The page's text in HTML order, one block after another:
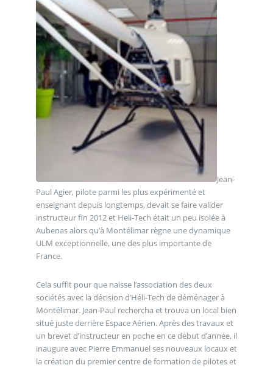
Jean-
Paul Agier, pilote parmi les plus expérimenté et
enseignant depuis longtemps, devait se faire valider
instructeur fin 2012 et Heli-Tech était un peu isolée à
Aubenas alors qu’à Montélimar règne une dynamique
ULM exceptionnelle, une des plus importante de
France.
Cela suffit pour que naisse l’association des deux
sociétés avec la décision d’Héli-Tech de déménager à
Montélimar. Jean-Paul rechercha et trouva un local bien
situé juste derrière Espace Aérien. Après des travaux et
un brevet d’instructeur en poche en ce début d’année, il
inaugure avec Pierre Emmanuel ses nouveaux locaux et
la création du premier centre de formation de pilotes et